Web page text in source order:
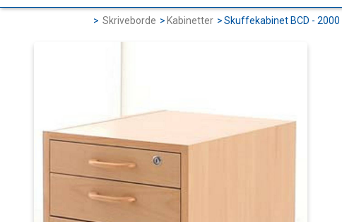
> Skriveborde > Kabinetter >Skuffekabinet BCD - 2000